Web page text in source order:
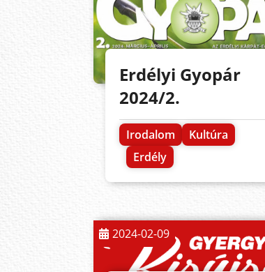
Erdélyi Gyopár
2024/2.
Irodalom
Kultúra
Erdély
2024-02-09